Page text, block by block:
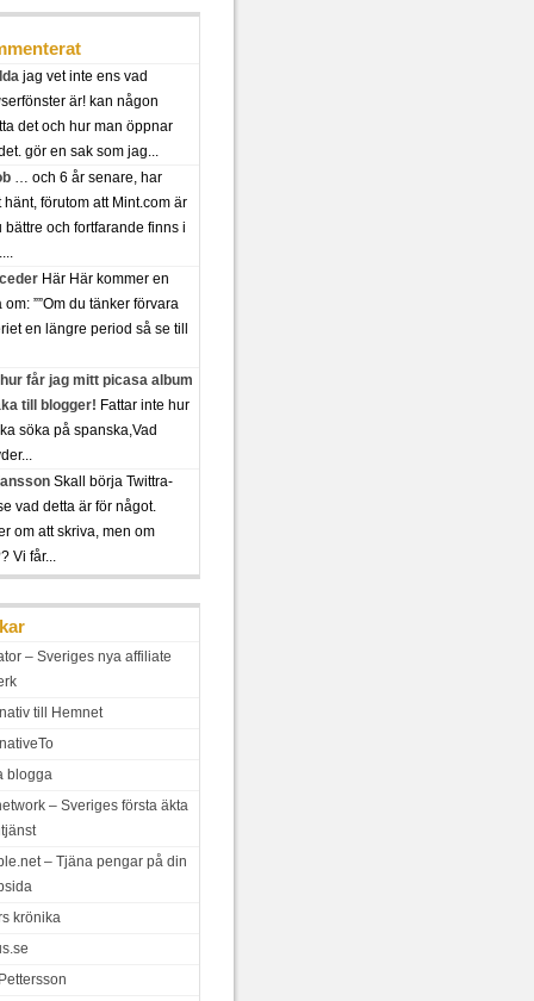
jag vet inte ens vad
är! kan någon
det och hur man öppnar
gör en sak som jag...
… och 6 år senare, har
hänt, förutom att Mint.com är
bättre och fortfarande finns i
Här Här kommer en
om: ””Om du tänker förvara
en längre period så se till
får jag mitt picasa album
till blogger! Fattar inte hur
söka på spanska,Vad
Skall börja Twittra-
vad detta är för något.
om att skriva, men om
Vi får...
– Sveriges nya affiliate
till Hemnet
blogga
– Sveriges första äkta
– Tjäna pengar på din
krönika